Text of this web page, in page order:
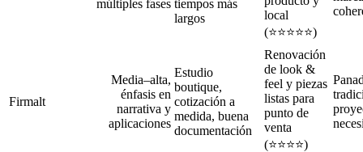
múltiples fases tiempos más
largos
local
(⭐️⭐️⭐️⭐️⭐️)
Firmalt
Media–alta,
énfasis en
narrativa y
aplicaciones
Estudio
boutique,
cotización a
medida, buena
documentación
Renovación
de look &
feel y piezas
listas para
punto de
venta
(⭐️⭐️⭐️⭐️)